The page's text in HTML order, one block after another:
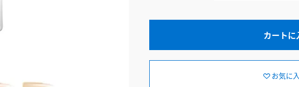
カートに
お気に